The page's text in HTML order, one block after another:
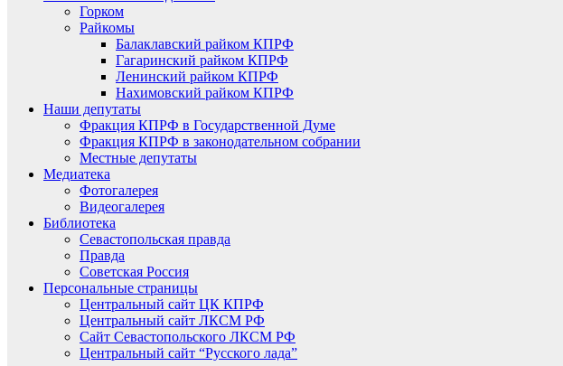
Горком
Райкомы
Балаклавский райком КПРФ
Гагаринский райком КПРФ
Ленинский райком КПРФ
Нахимовский райком КПРФ
Наши депутаты
Фракция КПРФ в Государственной Думе
Фракция КПРФ в законодательном собрании
Местные депутаты
Медиатека
Фотогалерея
Видеогалерея
Библиотека
Севастопольская правда
Правда
Советская Россия
Персональные страницы
Центральный сайт ЦК КПРФ
Центральный сайт ЛКСМ РФ
Сайт Севастопольского ЛКСМ РФ
Центральный сайт “Русского лада”